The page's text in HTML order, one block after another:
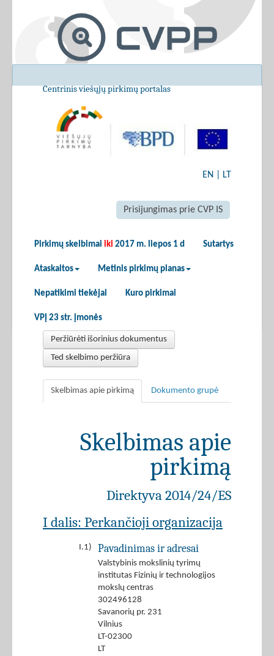
Centrinis viešųjų pirkimų portalas
EN LT
Prisijungimas prie CVP IS
Pirkimų skelbimai iki 2017 m. liepos 1 d Sutartys
Ataskaitos Metinis pirkimų planas
Nepatikimi tiekėjai Kuro pirkimai
VPĮ 23 str. įmonės
Peržiūrėti išorinius dokumentus
Ted skelbimo peržiūra
Skelbimas apie pirkimą Dokumento grupė
Skelbimas apie
pirkimą
Direktyva 2014/24/ES
I dalis: Perkančioji organizacija
I.1) Pavadinimas ir adresai
Valstybinis mokslinių tyrimų
institutas Fizinių ir technologijos
mokslų centras
302496128
Savanorių pr. 231
Vilnius
LT-02300
LT